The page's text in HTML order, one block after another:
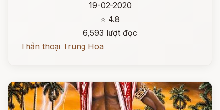
19-02-2020
⭐ 4.8
6,593 lượt đọc
Thần thoại Trung Hoa